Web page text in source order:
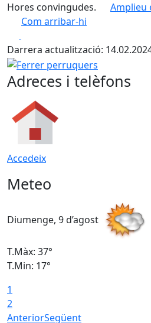
Hores convingudes.
Amplieu
Com arribar-hi
+
−
Darrera actualització:
Ferrer perruquers
Adreces i telèfons
Accedeix
Meteo
Diumenge, 9 d’agost
T.Màx: 37°
T.Min: 17°
1
2
AnteriorSegüent